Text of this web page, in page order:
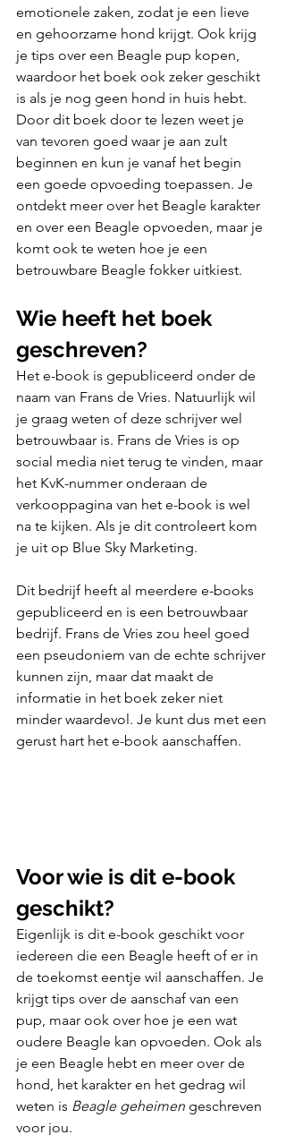
emotionele zaken, zodat je een lieve
en gehoorzame hond krijgt. Ook krijg
je tips over een Beagle pup kopen,
waardoor het boek ook zeker geschikt
is als je nog geen hond in huis hebt.
Door dit boek door te lezen weet je
van tevoren goed waar je aan zult
beginnen en kun je vanaf het begin
een goede opvoeding toepassen. Je
ontdekt meer over het Beagle karakter
en over een Beagle opvoeden, maar je
komt ook te weten hoe je een
betrouwbare Beagle fokker uitkiest.
Wie heeft het boek
geschreven?
Het e-book is gepubliceerd onder de
naam van Frans de Vries. Natuurlijk wil
je graag weten of deze schrijver wel
betrouwbaar is. Frans de Vries is op
social media niet terug te vinden, maar
het KvK-nummer onderaan de
verkooppagina van het e-book is wel
na te kijken. Als je dit controleert kom
je uit op Blue Sky Marketing.
Dit bedrijf heeft al meerdere e-books
gepubliceerd en is een betrouwbaar
bedrijf. Frans de Vries zou heel goed
een pseudoniem van de echte schrijver
kunnen zijn, maar dat maakt de
informatie in het boek zeker niet
minder waardevol. Je kunt dus met een
gerust hart het e-book aanschaffen.
Voor wie is dit e-book
geschikt?
Eigenlijk is dit e-book geschikt voor
iedereen die een Beagle heeft of er in
de toekomst eentje wil aanschaffen. Je
krijgt tips over de aanschaf van een
pup, maar ook over hoe je een wat
oudere Beagle kan opvoeden. Ook als
je een Beagle hebt en meer over de
hond, het karakter en het gedrag wil
weten is Beagle geheimen geschreven
voor jou.